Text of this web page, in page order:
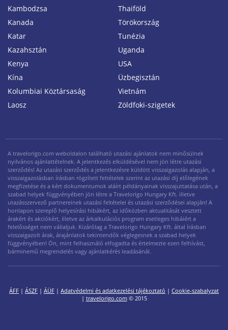
Kambodzsa
Kanada
Katar
Kazahsztán
Kenya
Kína
Kolumbiai Köztársaság
Laosz
Thaiföld
Törökország
Tunézia
Uganda
USA
Üzbegisztán
Vietnám
Zöldfoki-szigetek
A travelorigo.com weboldalon található utazási ajánlatok nem minősülnek
nyilvános ajánlattételnek. A jelentkezés elküldésével nem jön létre utazási
szerződés! Az utazási szerződés a jelentkezésre küldött visszaigazolás alapján, a
visszaigazolásban írásban rögzített feltételek szerint az utazási díj előlegének
megfizetése és a kért dokumentumok aláírt példányainak visszajuttatása után, a
szabad helyek függvényében jön létre a Travelorigo Hungary Kft. illetve
utazásszervező partnereinek utazási feltételei és utazási szerződései alapján! A
honlapon szereplő helyesírási hibákért, az időközben aktualitását vesztett
árakért és akciókért, illetve az árkalkulációs program esetleges hibáiért a
felelősséget nem vállaljuk. Kizárólag a Travelorigo Hungary Kft. által írásban
visszaigazolt árak, árajánlatok tekintendők véglegesnek a szabad helyek
függvényében! Ön, mint felhasználó elfogadta és értelmezte ezen felhívást,
bárminemű megrendelés vagy ajánlatkérés leadásánál.
ÁFF | ÁSZF | ÁÜF | Adatvédelmi és adatkezelési tájékoztató | Cookie-szabalyzat
| travelorigo.com© 2015